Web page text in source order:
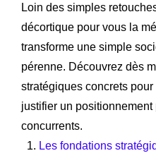
Loin des simples
décortique pour vous la
transforme une simple
pérenne. Découvrez dès
stratégiques concrets
justifier un
concurrents.
Les fondations